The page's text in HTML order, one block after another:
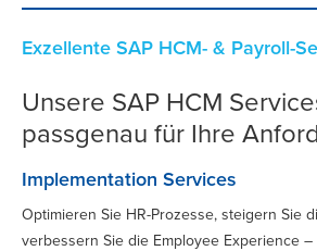
Exzellente SAP HCM- & Payroll-
Unsere SAP HCM
passgenau für Ihre
Implementation Services
Optimieren Sie HR-Prozesse, steigern Sie
verbessern Sie die Employee Experience